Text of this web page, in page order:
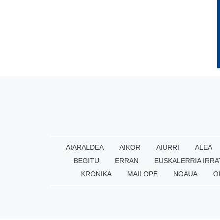
AIARALDEA AIKOR AIURRI ALEA
BEGITU
ERRAN EUSKALERRIA
KRONIKA
MAILOPE NOAUA